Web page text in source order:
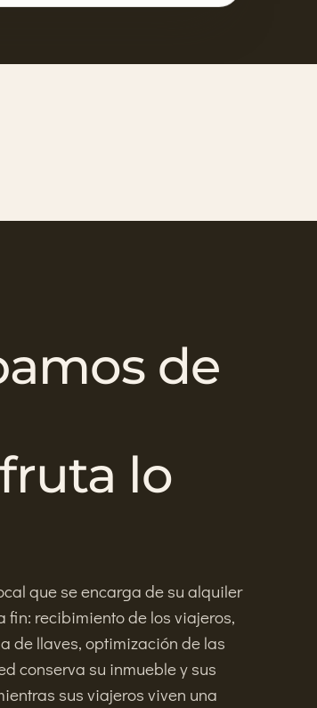
de
lo
que se encarga de su alquiler
recibimiento de los viajeros,
de llaves, optimización de las
conserva su inmueble y sus
sus viajeros viven una